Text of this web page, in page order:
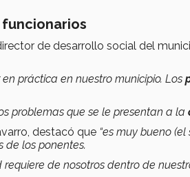
de desarrollo social del
práctica en nuestro municipio. Los
problemas que se le presentan a la
destacó que “es muy bueno
de los ponentes.
de nosotros dentro de